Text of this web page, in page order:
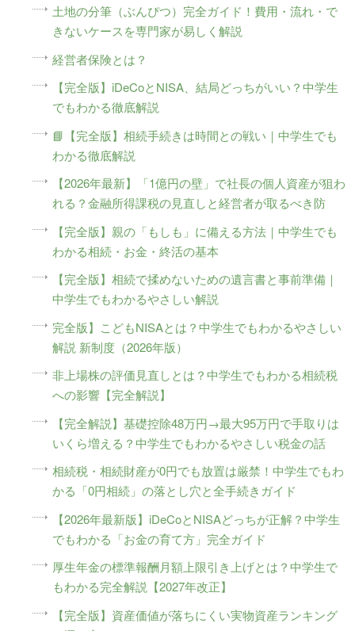
土地の分筆（ぶんぴつ）完全ガイド！費用・流れ・で
きないケースを専門家が易しく解説
経営者保険とは？
【完全版】iDeCoとNISA、結局どっちがいい？中学生
でもわかる徹底解説
📘【完全版】相続手続きは時間との戦い｜中学生でも
わかる徹底解説
【2026年最新】「1億円の壁」で社長の個人資産が狙わ
れる？金融所得課税の見直しと経営者が取るべき防
【完全版】親の「もしも」に備える方法｜中学生でも
わかる相続・お金・終活の基本
【完全版】相続で揉めないための遺言書と事前準備｜
中学生でもわかるやさしい解説
完全版】こどもNISAとは？中学生でもわかるやさしい
解説 新制度（2026年版）
非上場株の評価見直しとは？中学生でもわかる相続税
への影響【完全解説】
【完全解説】基礎控除48万円→最大95万円で手取りは
いくら増える？中学生でもわかるやさしい税金の話
相続税・相続財産が0円でも放置は厳禁！中学生でもわ
かる「0円相続」の落とし穴と全手続きガイド
【2026年最新版】iDeCoとNISAどっちが正解？中学生
でもわかる「お金の育て方」完全ガイド
厚生年金の標準報酬月額上限引き上げとは？中学生で
もわかる完全解説【2027年改正】
【完全版】資産価値が落ちにくい実物資産ランキング